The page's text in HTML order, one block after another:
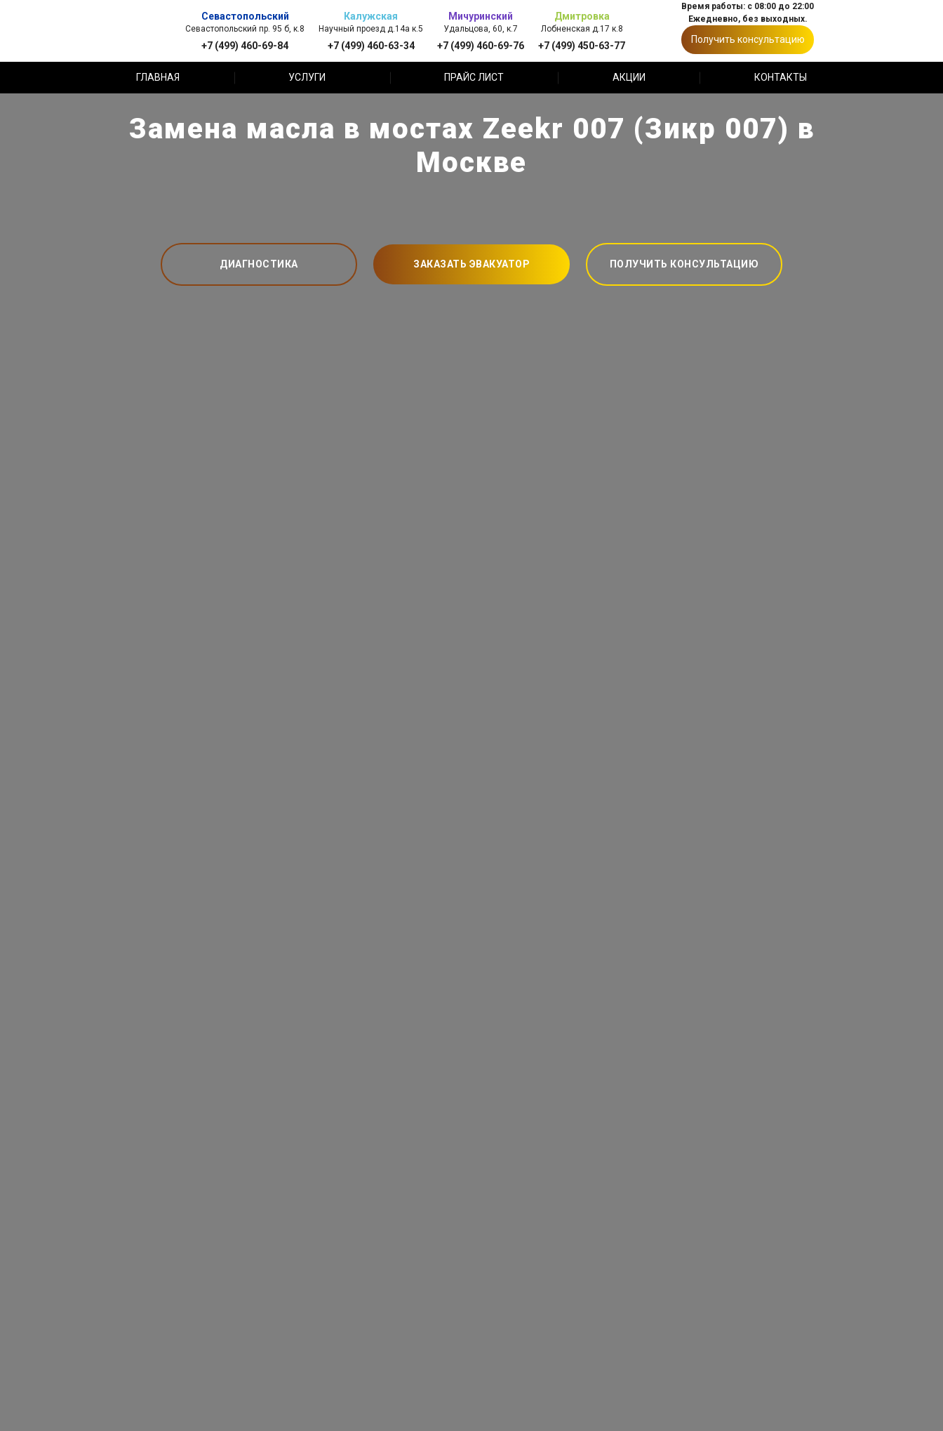
Севастопольский
Севастопольский пр. 95 б, к.8
+7 (499) 460-69-84
Калужская
Научный проезд д.14а к.5
+7 (499) 460-63-34
Мичуринский
Удальцова, 60, к.7
+7 (499) 460-69-76
Дмитровка
Лобненская д.17 к.8
+7 (499) 450-63-77
Время работы: с 08:00 до 22:00
Ежедневно, без выходных.
Получить консультацию
ГЛАВНАЯ УСЛУГИ ПРАЙС ЛИСТ АКЦИИ КОНТАКТЫ
Замена масла в мостах Zeekr 007 (Зикр 007) в
Москве
ДИАГНОСТИКА ЗАКАЗАТЬ ЭВАКУАТОР ПОЛУЧИТЬ КОНСУЛЬТАЦИЮ